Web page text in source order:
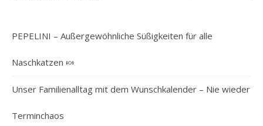
PEPELINI – Außergewöhnliche Süßigkeiten für alle
Naschkatzen 🍬
Unser Familienalltag mit dem Wunschkalender – Nie wieder
Terminchaos